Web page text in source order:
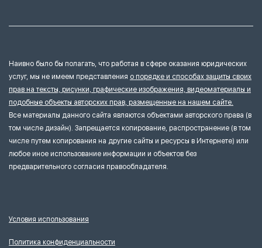
Наивно было бы полагать, что работая в сфере оказания юридических
услуг, мы не имеем представления о порядке и способах защиты своих
прав на тексты, рисунки, графические изображения, видеоматериалы и
подобные объекты авторских прав, размещенные на нашем сайте.
Все материалы данного сайта являются объектами авторского права (в
том числе дизайн). Запрещается копирование, распространение (в том
числе путем копирования на другие сайты и ресурсы в Интернете) или
любое иное использование информации и объектов без
предварительного согласия правообладателя.
Условия использования
Политика конфиденциальности